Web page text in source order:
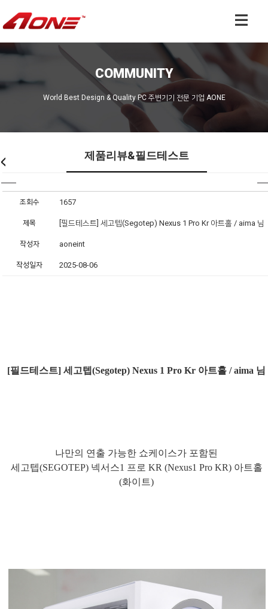
COMMUNITY
World Best Design & Quality PC 주변기기 전문 기업 AONE
제품리뷰&필드테스트
조회수 1657
제목 [필드테스트] 세고텝(Segotep) Nexus 1 Pro Kr 아트홀 / aima 님
작성자 aoneint
작성일자 2025-08-06
[필드테스트] 세고텝(Segotep) Nexus 1 Pro Kr 아트홀 / aima 님
나만의 연출 가능한 쇼케이스가 포함된
세고텝(SEGOTEP) 넥서스1 프로 KR (Nexus1 Pro KR) 아트홀
(화이트)